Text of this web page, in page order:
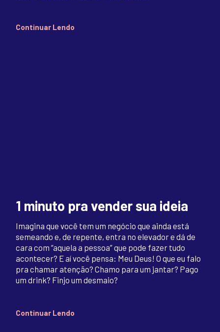
Continuar Lendo
1 minuto pra vender sua ideia
Imagina que você tem um negócio que ainda está
semeando e, de repente, entra no elevador e dá de
cara com “aquela a pessoa” que pode fazer tudo
acontecer? E aí você pensa: Meu Deus! O que eu falo
pra chamar atenção? Chamo para um jantar? Pago
um drink? Finjo um desmaio?
Continuar Lendo